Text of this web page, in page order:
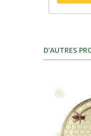
D’AUTRES